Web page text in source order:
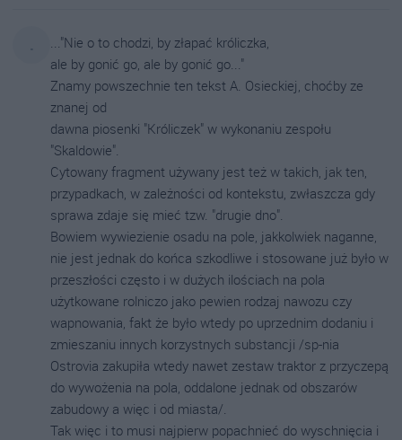
..."Nie o to chodzi, by złapać króliczka,
ale by gonić go, ale by gonić go..."
Znamy powszechnie ten tekst A. Osieckiej, choćby ze
znanej od
dawna piosenki "Króliczek" w wykonaniu zespołu
"Skaldowie".
Cytowany fragment używany jest też w takich, jak ten,
przypadkach, w zależności od kontekstu, zwłaszcza gdy
sprawa zdaje się mieć tzw. "drugie dno".
Bowiem wywiezienie osadu na pole, jakkolwiek naganne,
nie jest jednak do końca szkodliwe i stosowane już było w
przeszłości często i w dużych ilościach na pola
użytkowane rolniczo jako pewien rodzaj nawozu czy
wapnowania, fakt że było wtedy po uprzednim dodaniu i
zmieszaniu innych korzystnych substancji /sp-nia
Ostrovia zakupiła wtedy nawet zestaw traktor z przyczepą
do wywożenia na pola, oddalone jednak od obszarów
zabudowy a więc i od miasta/.
Tak więc i to musi najpierw popachnieć do wyschnięcia i